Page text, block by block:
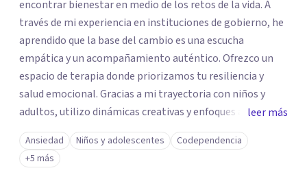
encontrar bienestar en medio de los retos de la vida. A
través de mi experiencia en instituciones de gobierno, he
aprendido que la base del cambio es una escucha
empática y un acompañamiento auténtico. ​Ofrezco un
espacio de terapia donde priorizamos tu resiliencia y
salud emocional. Gracias a mi trayectoria con niños y
adultos, utilizo dinámicas creativas y enfoques adaptados
a tus necesidades específicas. Estoy aquí para escucharte
y brindarte las herramientas necesarias para fortalecer
tu paz mental.
leer más
Ansiedad Niños y adolescentes
Codependencia
+5 más